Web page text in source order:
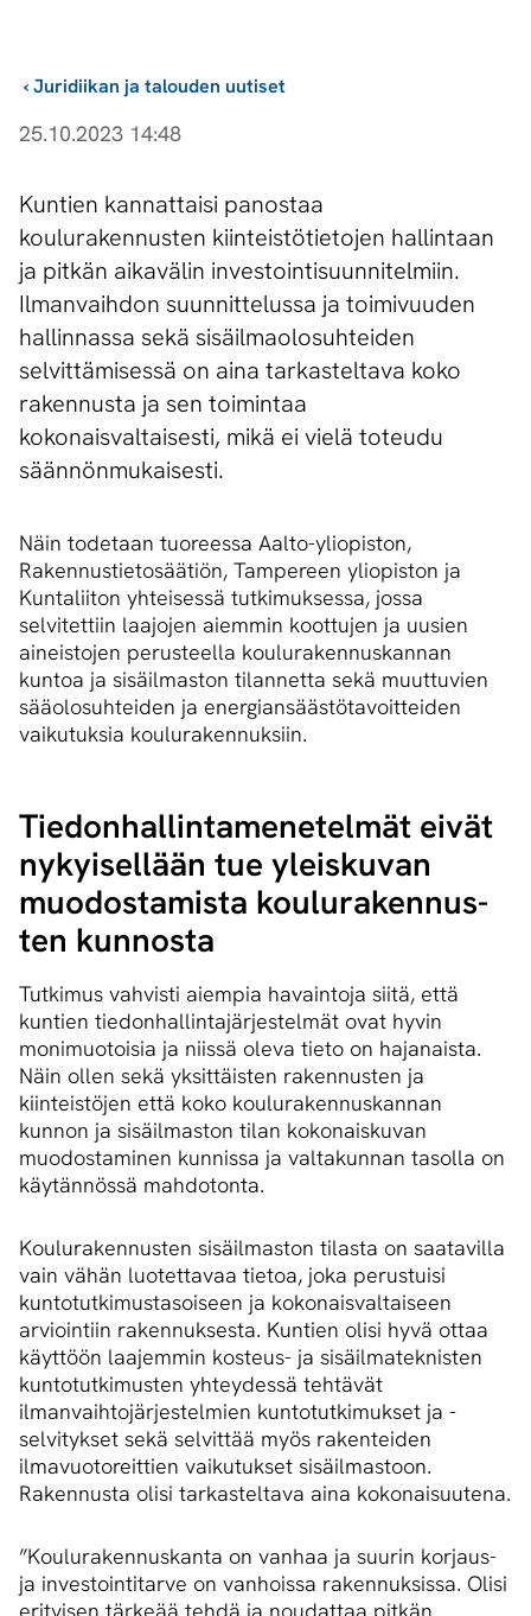
Juridiikan ja talouden uutiset
›
25.10.2023 14:48
Kuntien kannattaisi panostaa
koulurakennusten kiinteistötietojen hallintaan
ja pitkän aikavälin investointisuunnitelmiin.
Ilmanvaihdon suunnittelussa ja toimivuuden
hallinnassa sekä sisäilmaolosuhteiden
selvittämisessä on aina tarkasteltava koko
rakennusta ja sen toimintaa
kokonaisvaltaisesti, mikä ei vielä toteudu
säännönmukaisesti.
Näin todetaan tuoreessa Aalto-yliopiston,
Rakennustietosäätiön, Tampereen yliopiston ja
Kuntaliiton yhteisessä tutkimuksessa, jossa
selvitettiin laajojen aiemmin koottujen ja uusien
aineistojen perusteella koulurakennuskannan
kuntoa ja sisäilmaston tilannetta sekä muuttuvien
sääolosuhteiden ja energiansäästötavoitteiden
vaikutuksia koulurakennuksiin.
Tie­don­hal­lin­ta­me­ne­tel­mät eivät
nykyisellään tue yleiskuvan
muodostamista kou­lu­ra­ken­nus­
ten kunnosta
Tutkimus vahvisti aiempia havaintoja siitä, että
kuntien tiedonhallintajärjestelmät ovat hyvin
monimuotoisia ja niissä oleva tieto on hajanaista.
Näin ollen sekä yksittäisten rakennusten ja
kiinteistöjen että koko koulurakennuskannan
kunnon ja sisäilmaston tilan kokonaiskuvan
muodostaminen kunnissa ja valtakunnan tasolla on
käytännössä mahdotonta.
Koulurakennusten sisäilmaston tilasta on saatavilla
vain vähän luotettavaa tietoa, joka perustuisi
kuntotutkimustasoiseen ja kokonaisvaltaiseen
arviointiin rakennuksesta. Kuntien olisi hyvä ottaa
käyttöön laajemmin kosteus- ja sisäilmateknisten
kuntotutkimusten yhteydessä tehtävät
ilmanvaihtojärjestelmien kuntotutkimukset ja -
selvitykset sekä selvittää myös rakenteiden
ilmavuotoreittien vaikutukset sisäilmastoon.
Rakennusta olisi tarkasteltava aina kokonaisuutena.
”Koulurakennuskanta on vanhaa ja suurin korjaus-
ja investointitarve on vanhoissa rakennuksissa. Olisi